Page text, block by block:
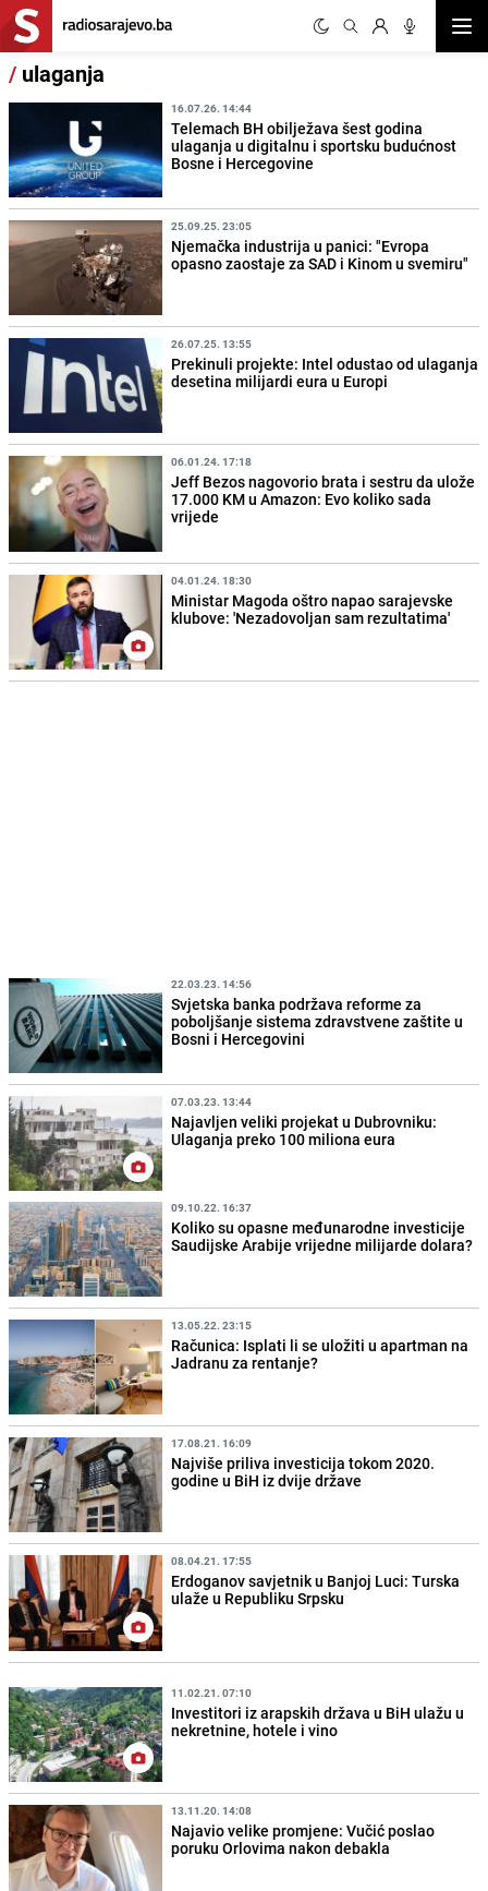
/ ulaganja
16.07.26. 14:44
Telemach BH obilježava šest godina
ulaganja u digitalnu i sportsku budućnost
Bosne i Hercegovine
25.09.25. 23:05
Njemačka industrija u panici: "Evropa
opasno zaostaje za SAD i Kinom u svemiru"
26.07.25. 13:55
Prekinuli projekte: Intel odustao od ulaganja
desetina milijardi eura u Europi
06.01.24. 17:18
Jeff Bezos nagovorio brata i sestru da ulože
17.000 KM u Amazon: Evo koliko sada
vrijede
04.01.24. 18:30
Ministar Magoda oštro napao sarajevske
klubove: 'Nezadovoljan sam rezultatima'
22.03.23. 14:56
Svjetska banka podržava reforme za
poboljšanje sistema zdravstvene zaštite u
Bosni i Hercegovini
07.03.23. 13:44
Najavljen veliki projekat u Dubrovniku:
Ulaganja preko 100 miliona eura
09.10.22. 16:37
Koliko su opasne međunarodne investicije
Saudijske Arabije vrijedne milijarde dolara?
13.05.22. 23:15
Računica: Isplati li se uložiti u apartman na
Jadranu za rentanje?
17.08.21. 16:09
Najviše priliva investicija tokom 2020.
godine u BiH iz dvije države
08.04.21. 17:55
Erdoganov savjetnik u Banjoj Luci: Turska
ulaže u Republiku Srpsku
11.02.21. 07:10
Investitori iz arapskih država u BiH ulažu u
nekretnine, hotele i vino
13.11.20. 14:08
Najavio velike promjene: Vučić poslao
poruku Orlovima nakon debakla